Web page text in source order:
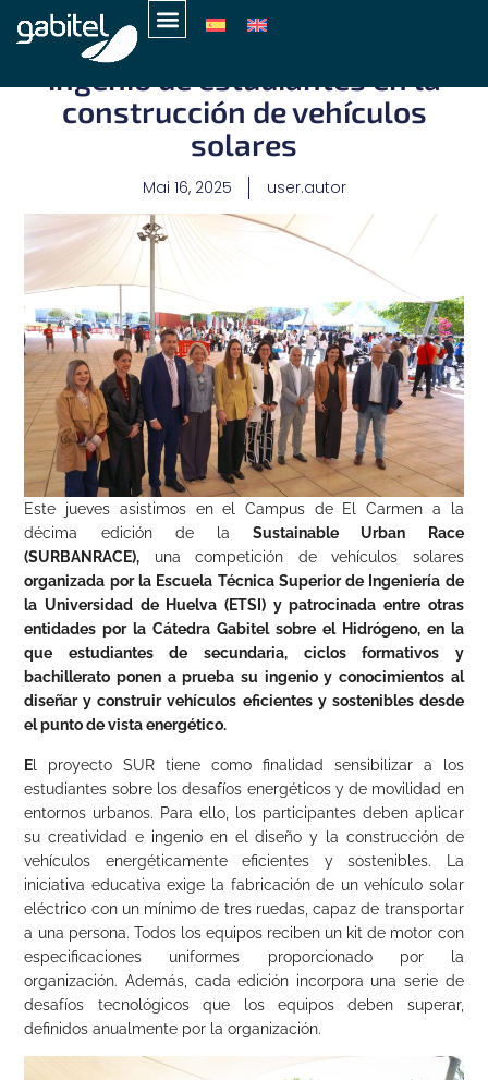
Surbanrace pone a prueba el
ingenio de estudiantes en la
construcción de vehículos
solares
Mai 16, 2025 user.autor
Este jueves asistimos en el Campus de El Carmen a la
décima edición de laSustainable Urban Race
(SURBANRACE), una competición de vehículos solares
organizada por la Escuela Técnica Superior de Ingeniería de
la Universidad de Huelva (ETSI) y patrocinada entre otras
entidades por la Cátedra Gabitel sobre el Hidrógeno, en la
que estudiantes de secundaria, ciclos formativos y
bachillerato ponen a prueba su ingenio y conocimientos al
diseñar y construir vehículos eficientes y sostenibles desde
el punto de vista energético.
El proyecto SUR tiene como finalidad sensibilizar a los
estudiantes sobre los desafíos energéticos y de movilidad en
entornos urbanos. Para ello, los participantes deben aplicar
su creatividad e ingenio en el diseño y la construcción de
vehículos energéticamente eficientes y sostenibles. La
iniciativa educativa exige la fabricación de un vehículo solar
eléctrico con un mínimo de tres ruedas, capaz de transportar
a una persona. Todos los equipos reciben un kit de motor con
especificaciones uniformes proporcionado por la
organización. Además, cada edición incorpora una serie de
desafíos tecnológicos que los equipos deben superar,
definidos anualmente por la organización.